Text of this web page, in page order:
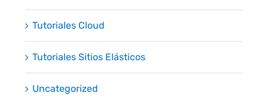
Tutoriales Cloud
Tutoriales Sitios Elásticos
Uncategorized